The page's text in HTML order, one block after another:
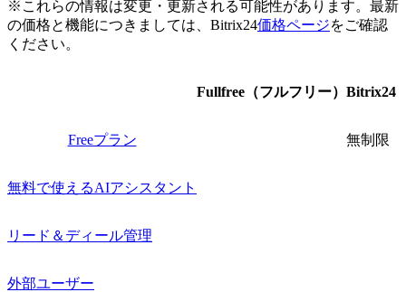
※これらの情報は変更・更新される可能性があります。最新
の価格と機能につきましては、Bitrix24価格ページをご確認
ください。
Fullfree（フルフリー） Bitrix24
Freeプラン 無制限
無料で使えるAIアシスタント
リード＆ディール管理
外部ユーザー